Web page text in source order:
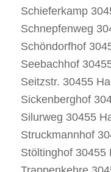
Schieferkamp
Schnepfenweg
Schöndorfhof
Seebachhof
Seitzstr. 30455
Sickenberghof
Silurweg 30455
Struckmannhof
Stöltinghof 30455